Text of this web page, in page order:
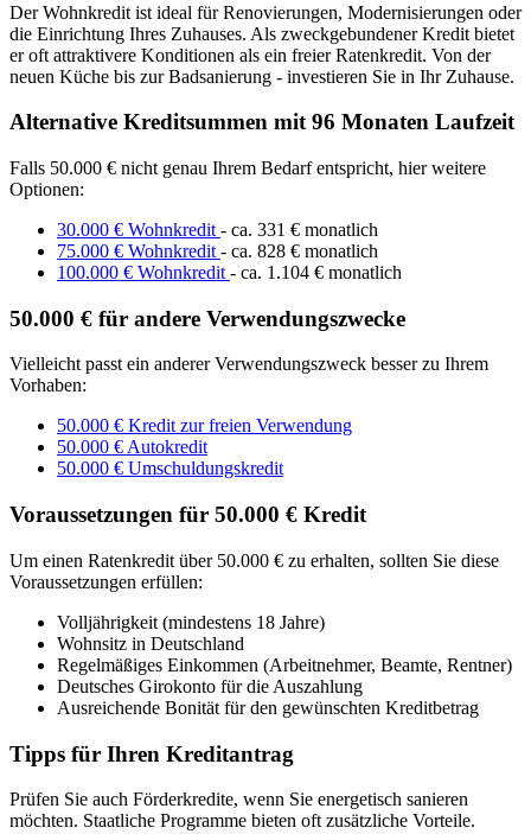
Der Wohnkredit ist ideal für Renovierungen, Modernisierungen oder
die Einrichtung Ihres Zuhauses. Als zweckgebundener Kredit bietet
er oft attraktivere Konditionen als ein freier Ratenkredit. Von der
neuen Küche bis zur Badsanierung - investieren Sie in Ihr Zuhause.
Alternative Kreditsummen mit 96 Monaten Laufzeit
Falls 50.000 € nicht genau Ihrem Bedarf entspricht, hier weitere
Optionen:
30.000 € Wohnkredit - ca. 331 € monatlich
75.000 € Wohnkredit - ca. 828 € monatlich
100.000 € Wohnkredit - ca. 1.104 € monatlich
50.000 € für andere Verwendungszwecke
Vielleicht passt ein anderer Verwendungszweck besser zu Ihrem
Vorhaben:
50.000 € Kredit zur freien Verwendung
50.000 € Autokredit
50.000 € Umschuldungskredit
Voraussetzungen für 50.000 € Kredit
Um einen Ratenkredit über 50.000 € zu erhalten, sollten Sie diese
Voraussetzungen erfüllen:
Volljährigkeit (mindestens 18 Jahre)
Wohnsitz in Deutschland
Regelmäßiges Einkommen (Arbeitnehmer, Beamte, Rentner)
Deutsches Girokonto für die Auszahlung
Ausreichende Bonität für den gewünschten Kreditbetrag
Tipps für Ihren Kreditantrag
Prüfen Sie auch Förderkredite, wenn Sie energetisch sanieren
möchten. Staatliche Programme bieten oft zusätzliche Vorteile.